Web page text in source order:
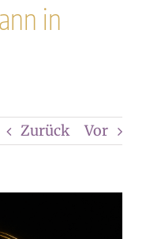
in
Zurück Vor